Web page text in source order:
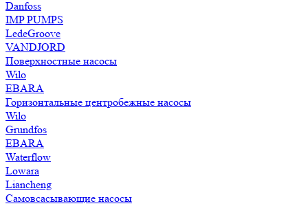
Danfoss
IMP PUMPS
LedeGroove
VANDJORD
Поверхностные насосы
Wilo
EBARA
Горизонтальные центробежные насосы
Wilo
Grundfos
EBARA
Waterflow
Lowara
Liancheng
Самовсасывающие насосы